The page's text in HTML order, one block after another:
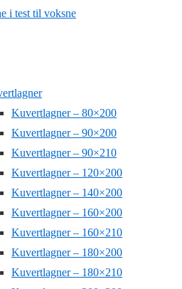
i test til voksne
Kuvertlagner – 80×200
Kuvertlagner – 90×200
Kuvertlagner – 90×210
Kuvertlagner – 120×200
Kuvertlagner – 140×200
Kuvertlagner – 160×200
Kuvertlagner – 160×210
Kuvertlagner – 180×200
Kuvertlagner – 180×210